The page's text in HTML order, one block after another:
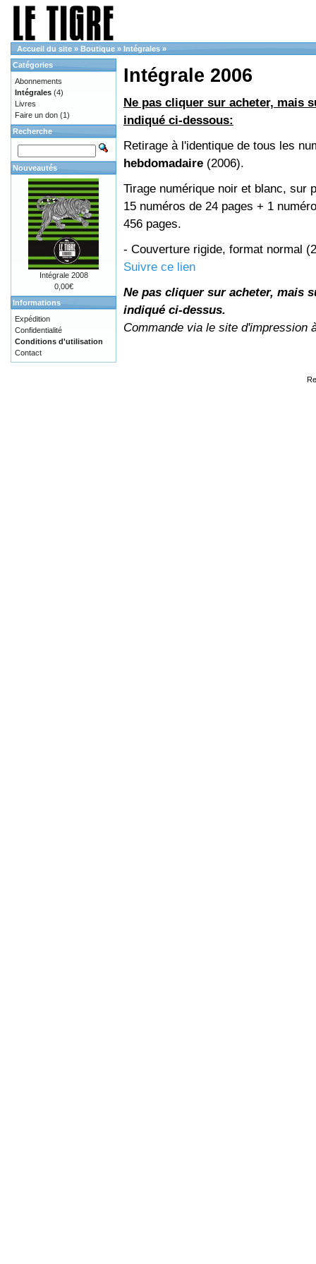
Accueil du site » Boutique » Intégrales »
Intégrale 2006
Ne pas cliquer sur acheter, mais
indiqué ci-dessous:
Retirage à l'identique de tous les
hebdomadaire (2006).
Tirage numérique noir et blanc, sur
15 numéros de 24 pages + 1
456 pages.
- Couverture rigide, format normal
Suivre ce lien
Ne pas cliquer sur acheter, mais
indiqué ci-dessus.
Commande via le site d'impression
Catégories
Abonnements
Intégrales (4)
Livres
Faire un don (1)
Recherche
Nouveautés
Intégrale 2008
0,00€
Informations
Expédition
Confidentialité
Conditions d'utilisation
Contact